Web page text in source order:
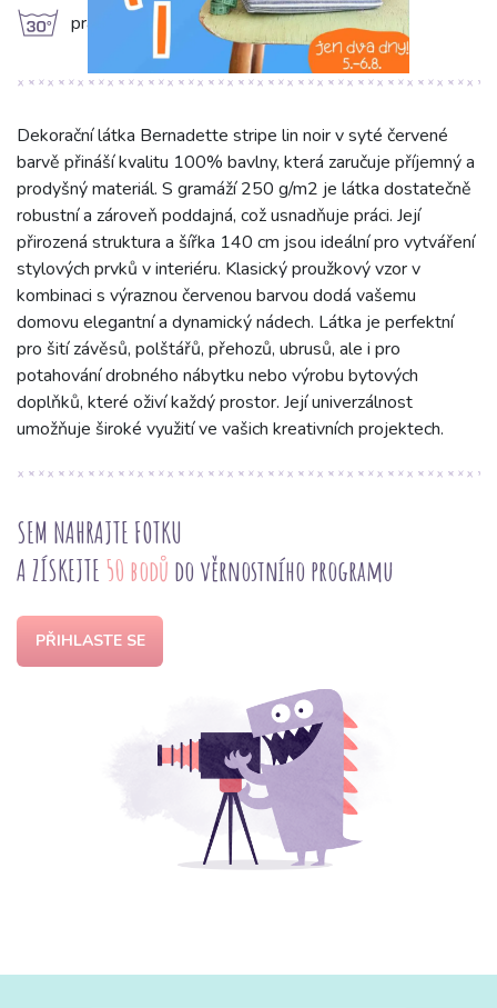
g prát na 30°C
Dekorační látka Bernadette stripe lin noir v syté červené
barvě přináší kvalitu 100% bavlny, která zaručuje příjemný a
prodyšný materiál. S gramáží 250 g/m2 je látka dostatečně
robustní a zároveň poddajná, což usnadňuje práci. Její
přirozená struktura a šířka 140 cm jsou ideální pro vytváření
stylových prvků v interiéru. Klasický proužkový vzor v
kombinaci s výraznou červenou barvou dodá vašemu
domovu elegantní a dynamický nádech. Látka je perfektní
pro šití závěsů, polštářů, přehozů, ubrusů, ale i pro
potahování drobného nábytku nebo výrobu bytových
doplňků, které oživí každý prostor. Její univerzálnost
umožňuje široké využití ve vašich kreativních projektech.
SEM NAHRAJTE FOTKU
A ZÍSKEJTE 50 bodů do věrnostního programu
PŘIHLASTE SE